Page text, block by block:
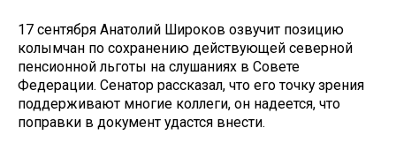
17 сентября Анатолий Широков озвучит позицию
колымчан по сохранению действующей северной
пенсионной льготы на слушаниях в Совете
Федерации. Сенатор рассказал, что его точку зрения
поддерживают многие коллеги, он надеется, что
поправки в документ удастся внести.